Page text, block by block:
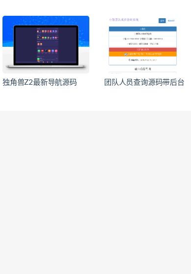
独角兽Z2最新导航源码 团队人员查询源码带后台